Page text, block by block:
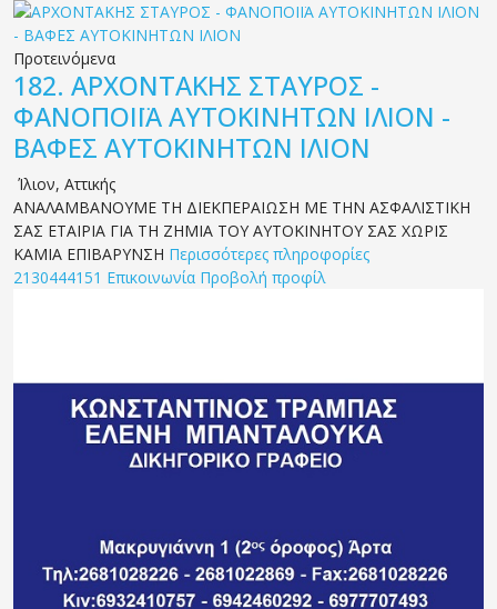
Προτεινόμενα
182. ΑΡΧΟΝΤΑΚΗΣ ΣΤΑΥΡΟΣ -
ΦΑΝΟΠΟΙΪΑ ΑΥΤΟΚΙΝΗΤΩΝ ΙΛΙΟΝ -
ΒΑΦΕΣ ΑΥΤΟΚΙΝΗΤΩΝ ΙΛΙΟΝ
Ίλιον, Αττικής
ΑΝΑΛΑΜΒΑΝΟΥΜΕ ΤΗ ΔΙΕΚΠΕΡΑΙΩΣΗ ΜΕ ΤΗΝ ΑΣΦΑΛΙΣΤΙΚΗ
ΣΑΣ ΕΤΑΙΡΙΑ ΓΙΑ ΤΗ ΖΗΜΙΑ ΤΟΥ ΑΥΤΟΚΙΝΗΤΟΥ ΣΑΣ ΧΩΡΙΣ
ΚΑΜΙΑ ΕΠΙΒΑΡΥΝΣΗ Περισσότερες πληροφορίες
2130444151 Επικοινωνία Προβολή προφίλ